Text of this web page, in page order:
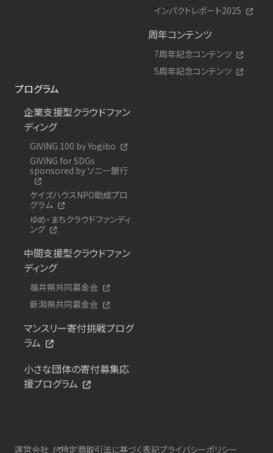
インパクトレポート2025
周年コンテンツ
7周年記念コンテンツ
5周年記念コンテンツ
プログラム
企業支援型クラウドファン
ディング
GIVING 100 by Yogibo
GIVING for SDGs
sponsored by ソニー銀行
ケイズハウスNPO助成プロ
グラム
ゆめ・まちクラウドファンディ
ング
中間支援型クラウドファン
ディング
福井県共同募金会
新潟県共同募金会
マンスリー寄付挑戦プログ
ラム
小さな団体の寄付募集応
援プログラム
運営会社 特定商取引法に基づく表記プライバシーポリシー